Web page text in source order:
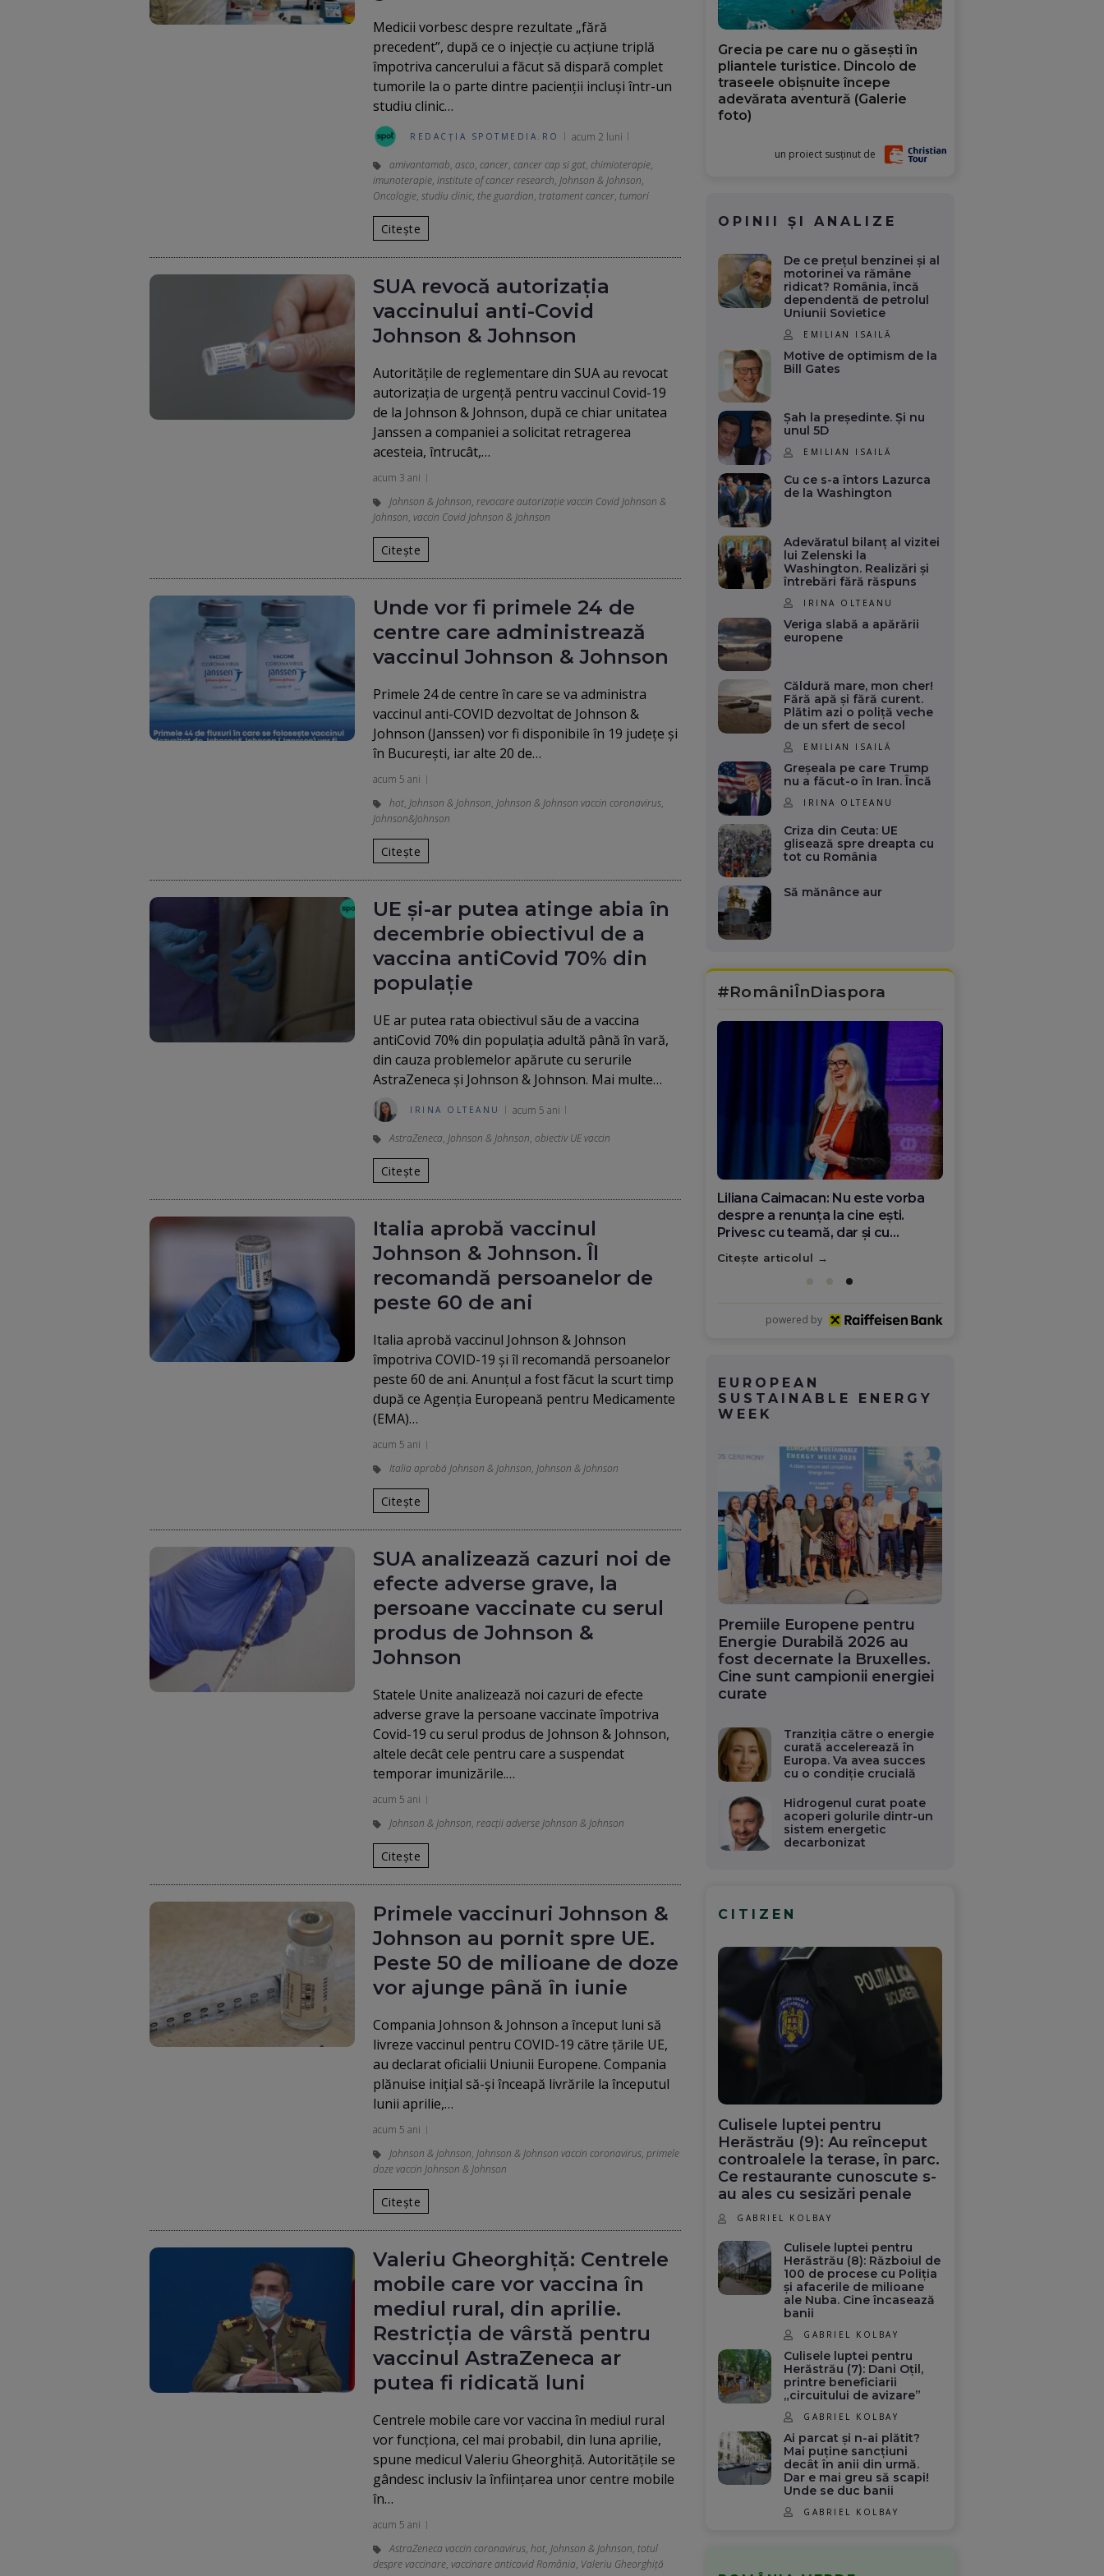
Medicii vorbesc despre rezultate „fără
precedent”, după ce o injecție cu acțiune triplă
împotriva cancerului a făcut să dispară complet
tumorile la o parte dintre pacienții incluși într-un
studiu clinic…
REDACȚIA SPOTMEDIA.RO acum 2 luni
amivantamab, asco, cancer, cancer cap si gat, chimioterapie,
imunoterapie, institute of cancer research, Johnson & Johnson,
Oncologie, studiu clinic, the guardian, tratament cancer, tumori
Citește
SUA revocă autorizația
vaccinului anti-Covid
Johnson & Johnson
Autorităţile de reglementare din SUA au revocat
autorizaţia de urgenţă pentru vaccinul Covid-19
de la Johnson & Johnson, după ce chiar unitatea
Janssen a companiei a solicitat retragerea
acesteia, întrucât,…
acum 3 ani
Johnson & Johnson, revocare autorizație vaccin Covid Johnson &
Johnson, vaccin Covid Johnson & Johnson
Citește
Unde vor fi primele 24 de
centre care administrează
vaccinul Johnson & Johnson
Primele 24 de centre în care se va administra
vaccinul anti-COVID dezvoltat de Johnson &
Johnson (Janssen) vor fi disponibile în 19 judeţe şi
în Bucureşti, iar alte 20 de…
acum 5 ani
hot, Johnson & Johnson, Johnson & Johnson vaccin coronavirus,
Johnson&Johnson
Citește
UE şi-ar putea atinge abia în
decembrie obiectivul de a
vaccina antiCovid 70% din
populație
UE ar putea rata obiectivul său de a vaccina
antiCovid 70% din populația adultă până în vară,
din cauza problemelor apărute cu serurile
AstraZeneca și Johnson & Johnson. Mai multe…
IRINA OLTEANU acum 5 ani
AstraZeneca, Johnson & Johnson, obiectiv UE vaccin
Citește
Italia aprobă vaccinul
Johnson & Johnson. Îl
recomandă persoanelor de
peste 60 de ani
Italia aprobă vaccinul Johnson & Johnson
împotriva COVID-19 şi îl recomandă persoanelor
peste 60 de ani. Anunţul a fost făcut la scurt timp
după ce Agenţia Europeană pentru Medicamente
(EMA)…
acum 5 ani
Italia aprobă Johnson & Johnson, Johnson & Johnson
Citește
SUA analizează cazuri noi de
efecte adverse grave, la
persoane vaccinate cu serul
produs de Johnson &
Johnson
Statele Unite analizează noi cazuri de efecte
adverse grave la persoane vaccinate împotriva
Covid-19 cu serul produs de Johnson & Johnson,
altele decât cele pentru care a suspendat
temporar imunizările.…
acum 5 ani
Johnson & Johnson, reacții adverse Johnson & Johnson
Citește
Primele vaccinuri Johnson &
Johnson au pornit spre UE.
Peste 50 de milioane de doze
vor ajunge până în iunie
Compania Johnson & Johnson a început luni să
livreze vaccinul pentru COVID-19 către țările UE,
au declarat oficialii Uniunii Europene. Compania
plănuise inițial să-și înceapă livrările la începutul
lunii aprilie,…
acum 5 ani
Johnson & Johnson, Johnson & Johnson vaccin coronavirus, primele
doze vaccin Johnson & Johnson
Citește
Valeriu Gheorghiţă: Centrele
mobile care vor vaccina în
mediul rural, din aprilie.
Restricția de vârstă pentru
vaccinul AstraZeneca ar
putea fi ridicată luni
Centrele mobile care vor vaccina în mediul rural
vor funcționa, cel mai probabil, din luna aprilie,
spune medicul Valeriu Gheorghiţă. Autoritățile se
gândesc inclusiv la înființarea unor centre mobile
în…
acum 5 ani
AstraZeneca vaccin coronavirus, hot, Johnson & Johnson, totul
despre vaccinare, vaccinare anticovid România, Valeriu Gheorghiță
Grecia pe care nu o găsești în
pliantele turistice. Dincolo de
traseele obișnuite începe
adevărata aventură (Galerie
foto)
un proiect susținut de
OPINII ȘI ANALIZE
De ce prețul benzinei și al
motorinei va rămâne
ridicat? România, încă
dependentă de petrolul
Uniunii Sovietice
EMILIAN ISAILĂ
Motive de optimism de la
Bill Gates
Șah la președinte. Și nu
unul 5D
EMILIAN ISAILĂ
Cu ce s-a întors Lazurca
de la Washington
Adevăratul bilanț al vizitei
lui Zelenski la
Washington. Realizări și
întrebări fără răspuns
IRINA OLTEANU
Veriga slabă a apărării
europene
Căldură mare, mon cher!
Fără apă și fără curent.
Plătim azi o poliță veche
de un sfert de secol
EMILIAN ISAILĂ
Greșeala pe care Trump
nu a făcut-o în Iran. Încă
IRINA OLTEANU
Criza din Ceuta: UE
glisează spre dreapta cu
tot cu România
Să mănânce aur
#RomâniÎnDiaspora
Diana Olar, românca de la Google
care demonstrează că diaspora
poate schimba România
Citește articolul
powered by
EUROPEAN
SUSTAINABLE ENERGY
WEEK
Premiile Europene pentru
Energie Durabilă 2026 au
fost decernate la Bruxelles.
Cine sunt campionii energiei
curate
Tranziția către o energie
curată accelerează în
Europa. Va avea succes
cu o condiție crucială
Hidrogenul curat poate
acoperi golurile dintr-un
sistem energetic
decarbonizat
CITIZEN
Culisele luptei pentru
Herăstrău (9): Au reînceput
controalele la terase, în parc.
Ce restaurante cunoscute s-
au ales cu sesizări penale
GABRIEL KOLBAY
Culisele luptei pentru
Herăstrău (8): Războiul de
100 de procese cu Poliția
și afacerile de milioane
ale Nuba. Cine încasează
banii
GABRIEL KOLBAY
Culisele luptei pentru
Herăstrău (7): Dani Oțil,
printre beneficiarii
„circuitului de avizare”
GABRIEL KOLBAY
Ai parcat și n-ai plătit?
Mai puține sancțiuni
decât în anii din urmă.
Dar e mai greu să scapi!
Unde se duc banii
GABRIEL KOLBAY